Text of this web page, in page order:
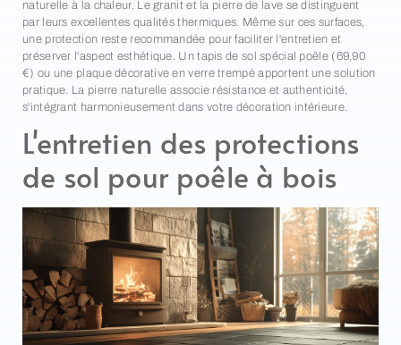
naturelle à la chaleur. Le granit et la pierre de lave se distinguent
par leurs excellentes qualités thermiques. Même sur ces surfaces,
une protection reste recommandée pour faciliter l'entretien et
préserver l'aspect esthétique. Un tapis de sol spécial poêle (69,90
€) ou une plaque décorative en verre trempé apportent une solution
pratique. La pierre naturelle associe résistance et authenticité,
s'intégrant harmonieusement dans votre décoration intérieure.
L'entretien des protections
de sol pour poêle à bois